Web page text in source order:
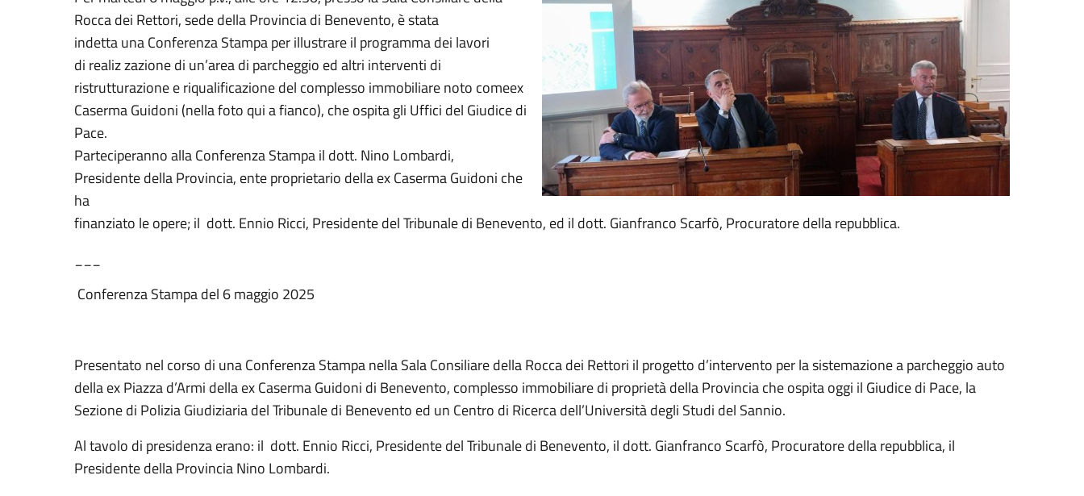
Rocca dei Rettori, sede della Provincia di Benevento, è stata
indetta una Conferenza Stampa per illustrare il programma dei lavori
di realiz zazione di un’area di parcheggio ed altri interventi di
ristrutturazione e riqualificazione del complesso immobiliare noto comeex
Caserma Guidoni (nella foto qui a fianco), che ospita gli Uffici del Giudice di
Pace.
Parteciperanno alla Conferenza Stampa il dott. Nino Lombardi,
Presidente della Provincia, ente proprietario della ex Caserma Guidoni che
ha
finanziato le opere; il dott. Ennio Ricci, Presidente del Tribunale di Benevento, ed il dott. Gianfranco Scarfò, Procuratore della repubblica.
Conferenza Stampa del 6 maggio 2025
Presentato nel corso di una Conferenza Stampa nella Sala Consiliare della Rocca dei Rettori il progetto d’intervento per la sistemazione a parcheggio auto
della ex Piazza d’Armi della ex Caserma Guidoni di Benevento, complesso immobiliare di proprietà della Provincia che ospita oggi il Giudice di Pace, la
Sezione di Polizia Giudiziaria del Tribunale di Benevento ed un Centro di Ricerca dell’Università degli Studi del Sannio.
Al tavolo di presidenza erano: il dott. Ennio Ricci, Presidente del Tribunale di Benevento, il dott. Gianfranco Scarfò, Procuratore della repubblica, il
Presidente della Provincia Nino Lombardi.